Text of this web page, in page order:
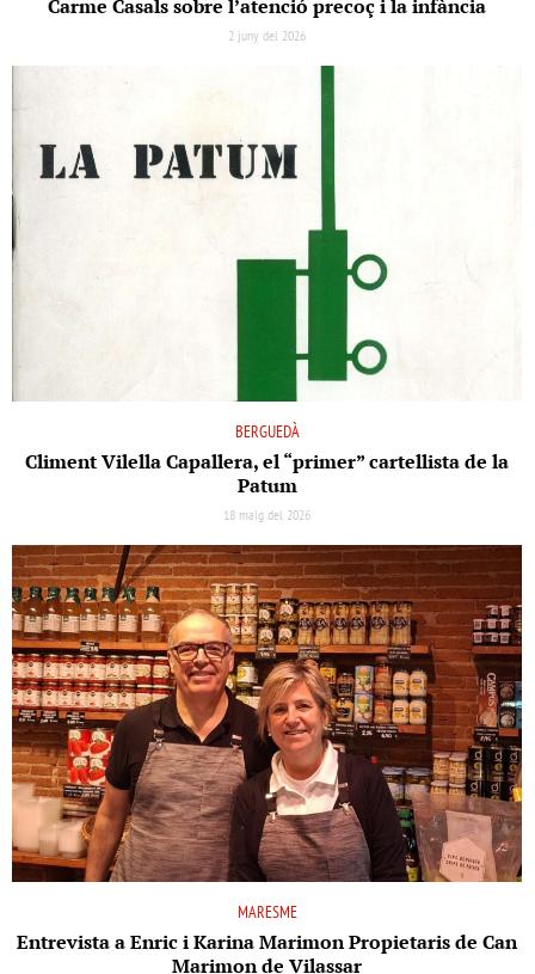
Carme Casals sobre l’atenció precoç i la infància
2 juny del 2026
BERGUEDÀ
Climent Vilella Capallera, el “primer” cartellista de la
Patum
18 maig del 2026
MARESME
Entrevista a Enric i Karina Marimon Propietaris de Can
Marimon de Vilassar